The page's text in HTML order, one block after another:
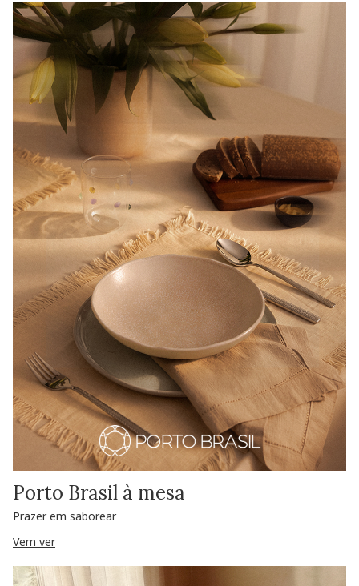
Porto Brasil à mesa
Prazer em saborear
Vem ver